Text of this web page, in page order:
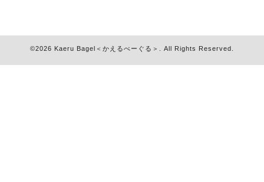
©2026 Kaeru Bagel＜かえるべーぐる＞ . All Rights Reserved.